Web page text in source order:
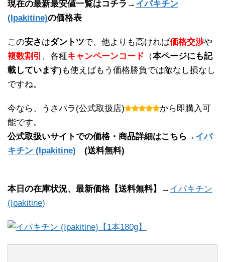
現在の最新最安値一覧はコチラ→ イパキチン
(Ipakitine)の価格表
この安さはダントツで、他よりも高ければ価格交渉や
複数割引 、各種キャンペーンコード （本ページにも記
載しています)も使えばもう価格勝負では敵なし損なし
ですね。
今なら、うさパラ(公式取扱店)
から即購入可
能です。
公式取扱いサイトでの価格・商品詳細はこちら→ イパ
キチン (Ipakitine) (送料無料)
本日の在庫状況、最新価格【送料無料】→ イパキチン
(Ipakitine)